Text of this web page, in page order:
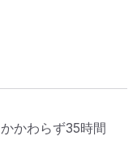
かわらず35時間